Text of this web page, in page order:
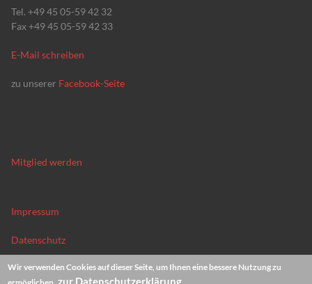
Tel. +49 45 05-59 42 32
Fax +49 45 05-59 42 33
E-Mail schreiben
zu unserer Facebook-Seite
Mitglied werden
Impressum
Datenschutz
News-Archiv
Wir verwenden Cookies auf dieser Seite, um Ihnen eine bessere Nutzung zu
zur Datenschutzerklärung